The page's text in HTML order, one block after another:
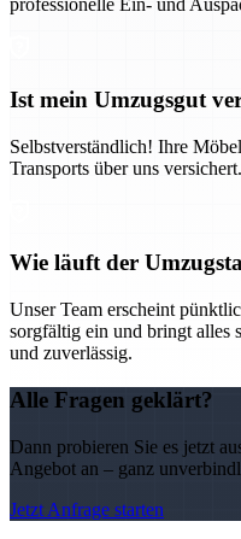
professionelle Ein- und
Ist mein Umzugsgut
Selbstverständlich! Ihre
Transports über uns versichert.
Wie läuft der
Unser Team erscheint
sorgfältig ein und bringt alles
und zuverlässig.
Alle Fragen geklärt?
Dann probieren Sie es jetzt
Angebot an – ganz
Jetzt Anfrage starten